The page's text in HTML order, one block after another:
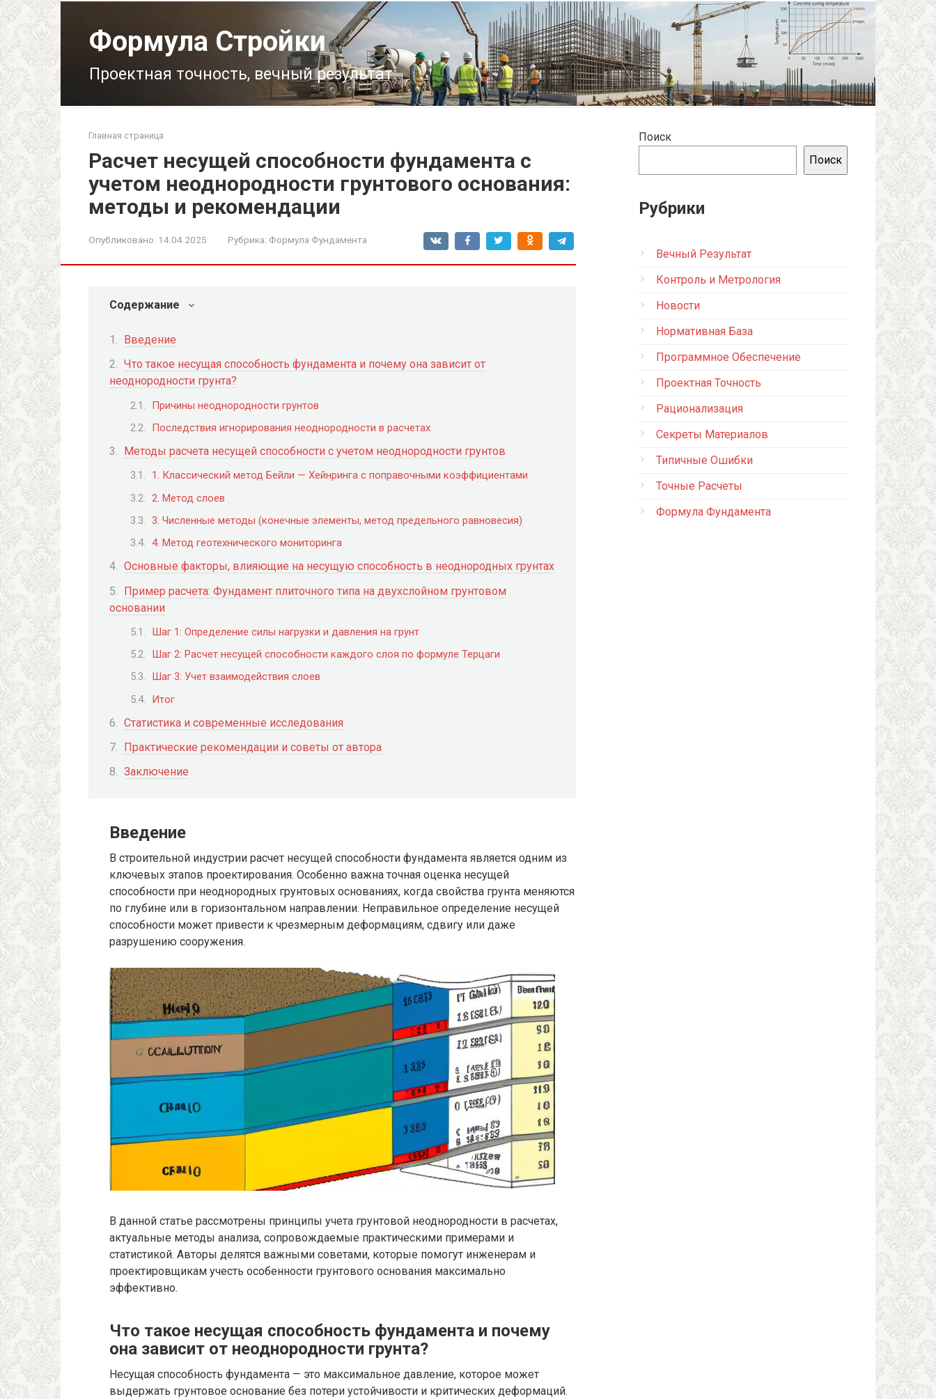
Формула Стройки
Проектная точность, вечный результат
Главная страница
Расчет несущей способности фундамента с
учетом неоднородности грунтового основания:
методы и рекомендации
Опубликовано: 14.04.2025 Рубрика: Формула Фундамента
Содержание
Введение
Что такое несущая способность фундамента и почему она зависит от
неоднородности грунта?
Причины неоднородности грунтов
Последствия игнорирования неоднородности в расчетах
Методы расчета несущей способности с учетом неоднородности грунтов
1. Классический метод Бейли — Хейнринга с поправочными коэффициентами
2. Метод слоев
3. Численные методы (конечные элементы, метод предельного равновесия)
4. Метод геотехнического мониторинга
Основные факторы, влияющие на несущую способность в неоднородных грунтах
Пример расчета: Фундамент плиточного типа на двухслойном грунтовом
основании
Шаг 1: Определение силы нагрузки и давления на грунт
Шаг 2: Расчет несущей способности каждого слоя по формуле Терцаги
Шаг 3: Учет взаимодействия слоев
Итог
Статистика и современные исследования
Практические рекомендации и советы от автора
Заключение
Введение
В строительной индустрии расчет несущей способности фундамента является одним из
ключевых этапов проектирования. Особенно важна точная оценка несущей
способности при неоднородных грунтовых основаниях, когда свойства грунта меняются
по глубине или в горизонтальном направлении. Неправильное определение несущей
способности может привести к чрезмерным деформациям, сдвигу или даже
разрушению сооружения.
В данной статье рассмотрены принципы учета грунтовой неоднородности в расчетах,
актуальные методы анализа, сопровождаемые практическими примерами и
статистикой. Авторы делятся важными советами, которые помогут инженерам и
проектировщикам учесть особенности грунтового основания максимально
эффективно.
Что такое несущая способность фундамента и почему
она зависит от неоднородности грунта?
Несущая способность фундамента — это максимальное давление, которое может
выдержать грунтовое основание без потери устойчивости и критических деформаций.
Поиск
Поиск
Рубрики
Вечный Результат
Контроль и Метрология
Новости
Нормативная База
Программное Обеспечение
Проектная Точность
Рационализация
Секреты Материалов
Типичные Ошибки
Точные Расчеты
Формула Фундамента